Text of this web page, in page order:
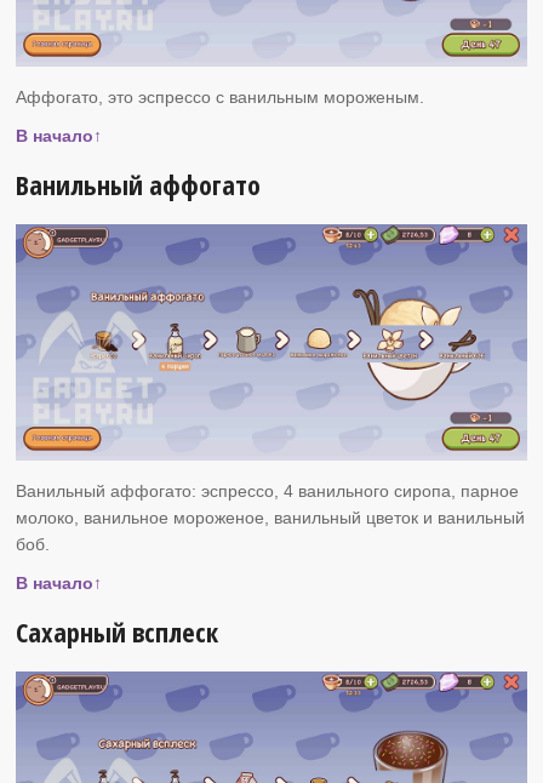
Аффогато, это эспрессо с ванильным мороженым.
В начало↑
Ванильный аффогато
Ванильный аффогато: эспрессо, 4 ванильного сиропа, парное
молоко, ванильное мороженое, ванильный цветок и ванильный
боб.
В начало↑
Сахарный всплеск